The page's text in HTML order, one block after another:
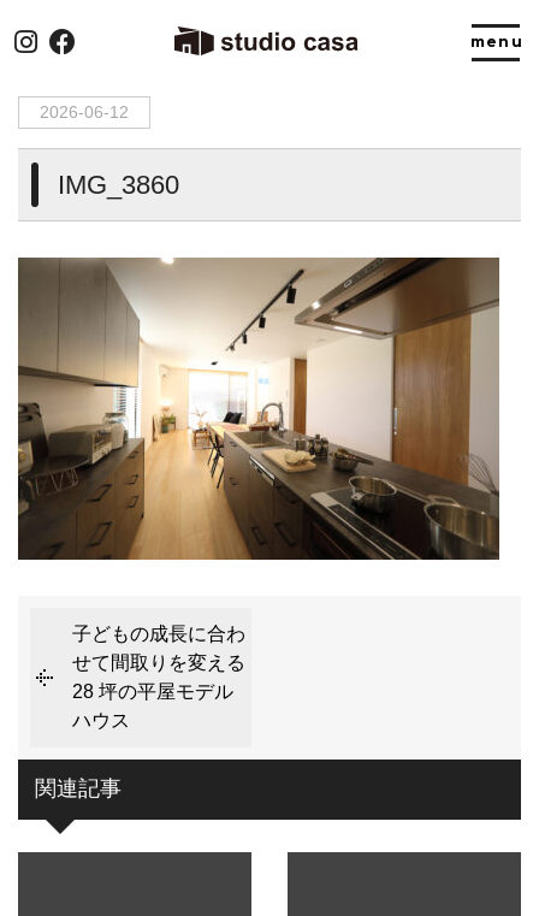
HOME IMG_3860
2026-06-12
IMG_3860
子どもの成長に合わ
せて間取りを変える
28 坪の平屋モデル
ハウス
関連記事